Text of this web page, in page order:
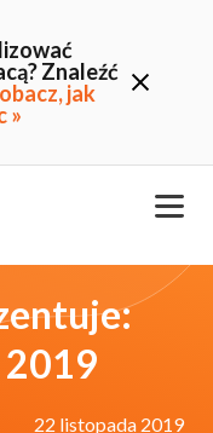
Znaleźć
jak
»
2019
22 listopada 2019